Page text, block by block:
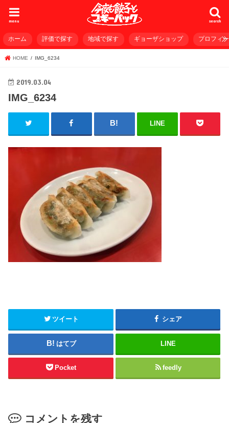
search
menu
ホーム 評価で探す 地域で探す ギョーザショップ プロフィ
HOME IMG_6234
2019.03.04
IMG_6234
LINE
ツイート シェア
はてブ LINE
Pocket feedly
コメントを残す